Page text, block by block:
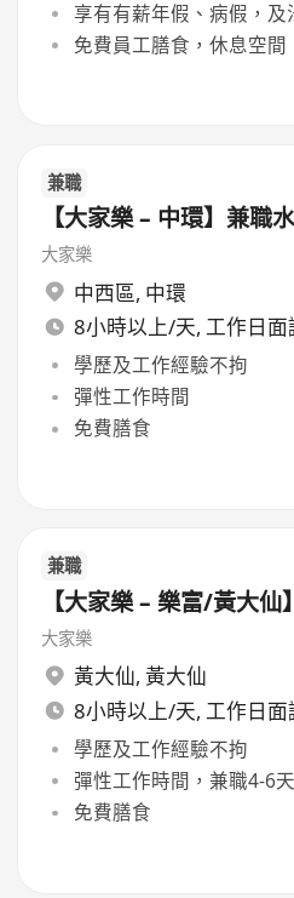
享有有薪年假、病假，及
免費員工膳食，休息空
兼職
【大家樂 – 中環】兼職
大家樂
中西區, 中環
8小時以上/天, 工作日面
學歷及工作經驗不拘
彈性工作時間
免費膳食
兼職
【大家樂 – 樂富/黃大
大家樂
黃大仙, 黃大仙
8小時以上/天, 工作日面
學歷及工作經驗不拘
彈性工作時間，兼職4-6
免費膳食